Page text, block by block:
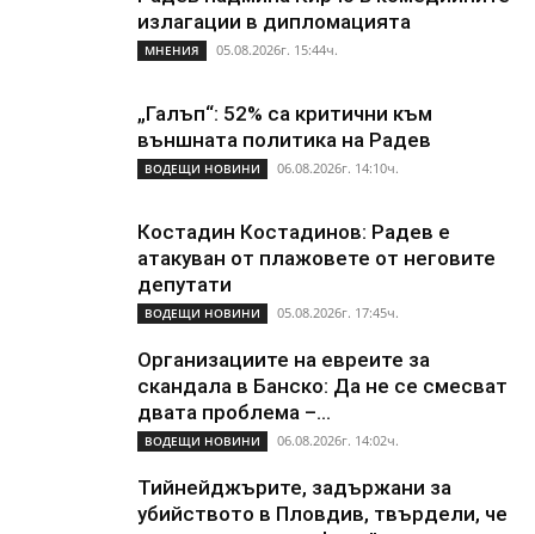
излагации в дипломацията
МНЕНИЯ 05.08.2026г. 15:44ч.
„Галъп“: 52% са критични към
външната политика на Радев
ВОДЕЩИ НОВИНИ 06.08.2026г. 14:10ч.
Костадин Костадинов: Радев е
атакуван от плажoвете от неговите
депутати
ВОДЕЩИ НОВИНИ 05.08.2026г. 17:45ч.
Организациите на евреите за
скандала в Банско: Да не се смесват
двата проблема –...
ВОДЕЩИ НОВИНИ 06.08.2026г. 14:02ч.
Тийнейджърите, задържани за
убийството в Пловдив, твърдели, че